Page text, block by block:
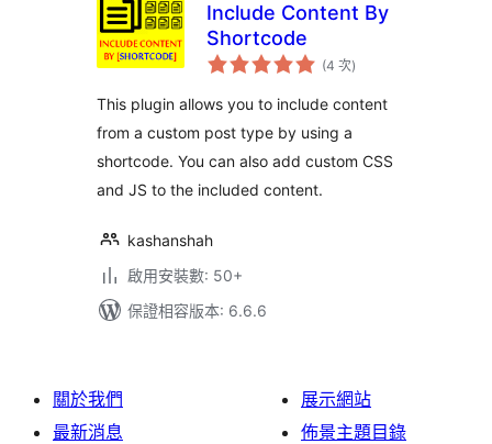
Include Content By
Shortcode
(4 次評
分
數
)
This plugin allows you to include content
from a custom post type by using a
shortcode. You can also add custom CSS
and JS to the included content.
kashanshah
啟用安裝數: 50+
保證相容版本: 6.6.6
關於我們
最新消息
展示網站
佈景主題目錄